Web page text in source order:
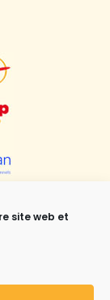
site web et